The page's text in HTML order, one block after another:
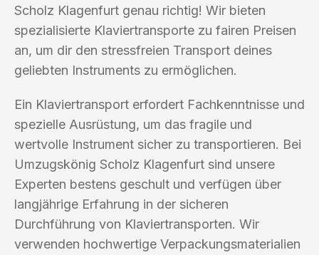
Scholz Klagenfurt genau richtig! Wir bieten
spezialisierte Klaviertransporte zu fairen Preisen
an, um dir den stressfreien Transport deines
geliebten Instruments zu ermöglichen.
Ein Klaviertransport erfordert Fachkenntnisse und
spezielle Ausrüstung, um das fragile und
wertvolle Instrument sicher zu transportieren. Bei
Umzugskönig Scholz Klagenfurt sind unsere
Experten bestens geschult und verfügen über
langjährige Erfahrung in der sicheren
Durchführung von Klaviertransporten. Wir
verwenden hochwertige Verpackungsmaterialien